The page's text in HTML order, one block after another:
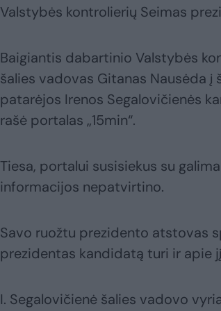
Valstybės kontrolierių Seimas
Baigiantis dabartinio Valstybės
šalies vadovas Gitanas Nausėda
patarėjos Irenos Segalovičienės
rašė portalas „15min“.
Tiesa, portalui susisiekus su
informacijos nepatvirtino.
Savo ruožtu prezidento atstovas
prezidentas kandidatą turi ir apie
I. Segalovičienė šalies vadovo